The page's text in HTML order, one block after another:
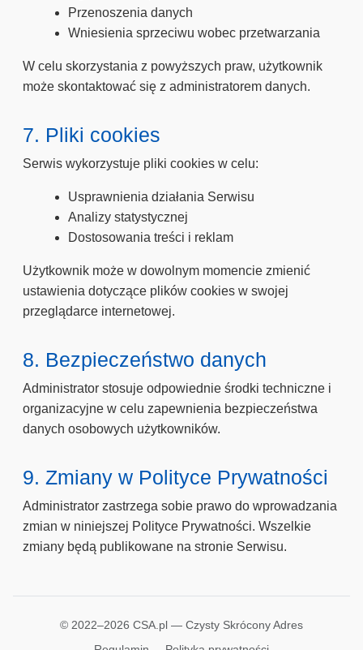
Przenoszenia danych
Wniesienia sprzeciwu wobec przetwarzania
W celu skorzystania z powyższych praw, użytkownik
może skontaktować się z administratorem danych.
7. Pliki cookies
Serwis wykorzystuje pliki cookies w celu:
Usprawnienia działania Serwisu
Analizy statystycznej
Dostosowania treści i reklam
Użytkownik może w dowolnym momencie zmienić
ustawienia dotyczące plików cookies w swojej
przeglądarce internetowej.
8. Bezpieczeństwo danych
Administrator stosuje odpowiednie środki techniczne i
organizacyjne w celu zapewnienia bezpieczeństwa
danych osobowych użytkowników.
9. Zmiany w Polityce Prywatności
Administrator zastrzega sobie prawo do wprowadzania
zmian w niniejszej Polityce Prywatności. Wszelkie
zmiany będą publikowane na stronie Serwisu.
© 2022–2026 CSA.pl — Czysty Skrócony Adres